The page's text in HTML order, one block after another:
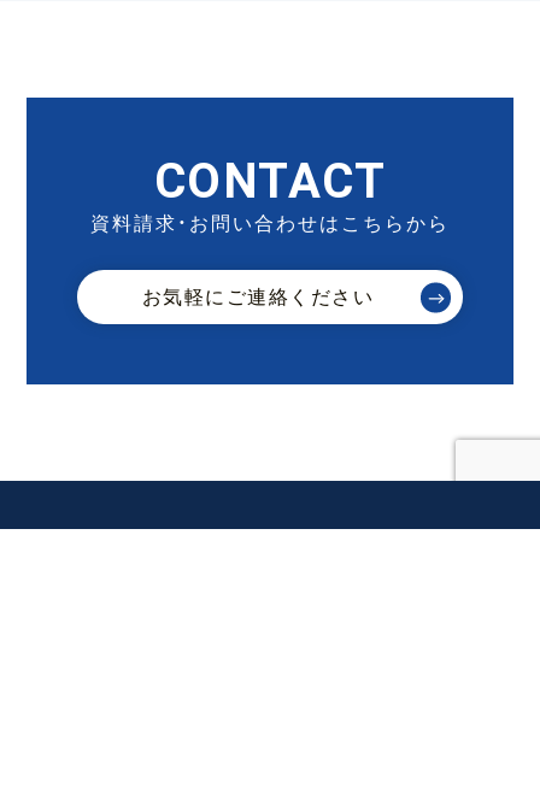
CONTACT
資料請求・お問い合わせはこちらから
お気軽にご連絡ください